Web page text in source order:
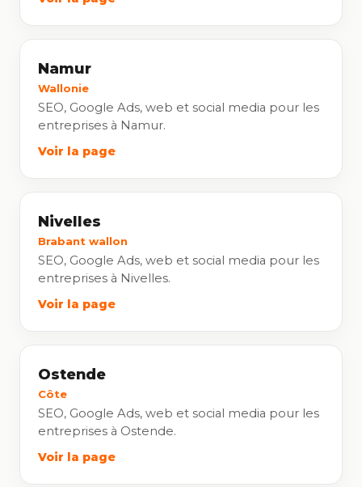
Namur
Wallonie
SEO, Google Ads, web et social media pour les
entreprises à Namur.
Voir la page
Nivelles
Brabant wallon
SEO, Google Ads, web et social media pour les
entreprises à Nivelles.
Voir la page
Ostende
Côte
SEO, Google Ads, web et social media pour les
entreprises à Ostende.
Voir la page